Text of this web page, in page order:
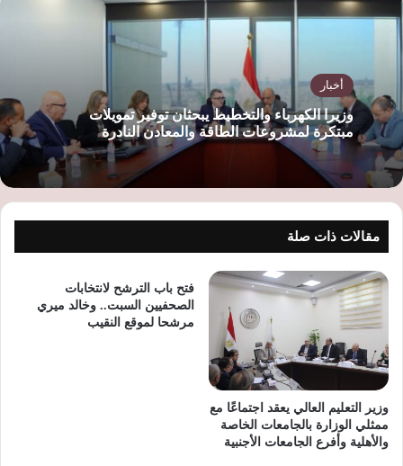
أخبار
وزيرا الكهرباء والتخطيط يبحثان توفير تمويلات
مبتكرة لمشروعات الطاقة والمعادن النادرة
مقالات ذات صلة
وزير التعليم العالي يعقد اجتماعًا مع
ممثلي الوزارة بالجامعات الخاصة
والأهلية وأفرع الجامعات الأجنبية
فتح باب الترشح لانتخابات
الصحفيين السبت.. وخالد ميري
مرشحا لموقع النقيب